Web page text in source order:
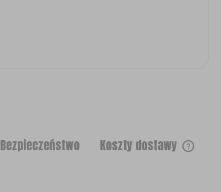
Bezpieczeństwo Koszty dostawy